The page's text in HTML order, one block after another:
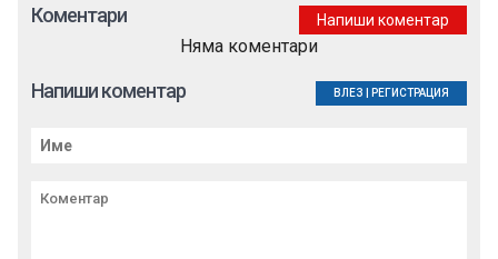
Коментари Напиши коментар
Няма коментари
Напиши коментар ВЛЕЗ РЕГИСТРАЦИЯ